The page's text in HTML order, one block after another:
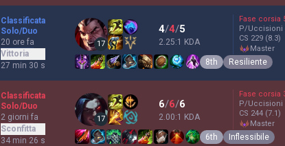
Classificata
Solo/Duo
20 ore fa
Vittoria
27 min 30 s
17
4/4/5
2.25:1 KDA
Fase corsia
P/Uccisioni
CS 229 (8.3)
master
8th Resiliente
Classificata
Solo/Duo
2 giorni fa
Sconfitta
34 min 26 s
17
6/6/6
2.00:1 KDA
Fase corsia
P/Uccisioni
CS 244 (7.1)
master
6th Inflessibile